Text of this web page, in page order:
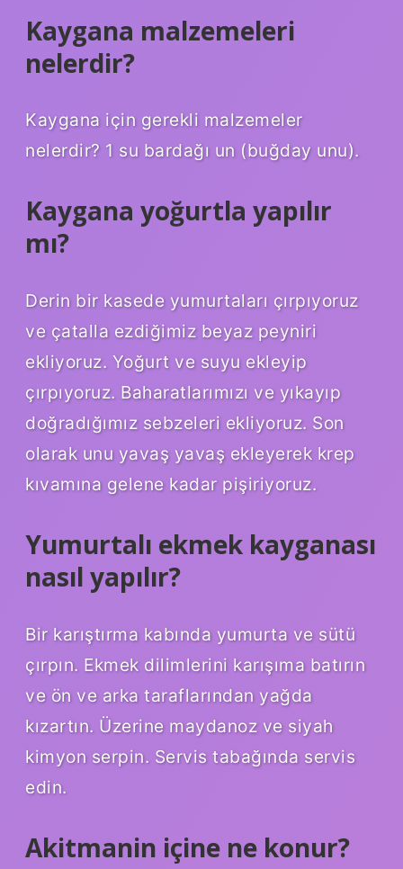
Kaygana malzemeleri
nelerdir?
Kaygana için gerekli malzemeler
nelerdir? 1 su bardağı un (buğday unu).
Kaygana yoğurtla yapılır
mı?
Derin bir kasede yumurtaları çırpıyoruz
ve çatalla ezdiğimiz beyaz peyniri
ekliyoruz. Yoğurt ve suyu ekleyip
çırpıyoruz. Baharatlarımızı ve yıkayıp
doğradığımız sebzeleri ekliyoruz. Son
olarak unu yavaş yavaş ekleyerek krep
kıvamına gelene kadar pişiriyoruz.
Yumurtalı ekmek kayganası
nasıl yapılır?
Bir karıştırma kabında yumurta ve sütü
çırpın. Ekmek dilimlerini karışıma batırın
ve ön ve arka taraflarından yağda
kızartın. Üzerine maydanoz ve siyah
kimyon serpin. Servis tabağında servis
edin.
Akitmanin içine ne konur?